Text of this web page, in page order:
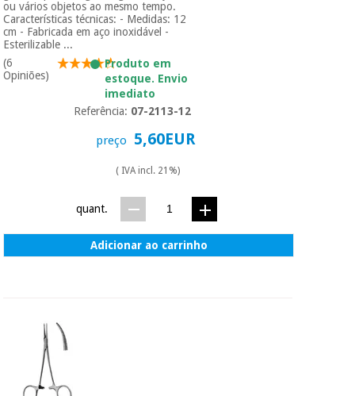
Fisaude
Aluguer
Aerobic,
fitness
e
pilates
Ortopedia
(liquidação)
Tech
Academy
Material de
proteção
essencial
sanitário
Veterinária
ou vários objetos ao mesmo tempo.
Características técnicas: - Medidas: 12
cm - Fabricada em aço inoxidável -
Esterilizable ...
(6
Opiniões)
Produto em
estoque. Envio
imediato
Referência: 07-2113-12
preço 5,60EUR
( IVA incl. 21%)
quant.
Adicionar ao carrinho